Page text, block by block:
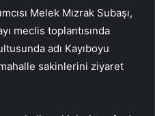
Melek Mızrak Subaşı,
meclis toplantısında
adı Kayıboyu
sakinlerini ziyaret